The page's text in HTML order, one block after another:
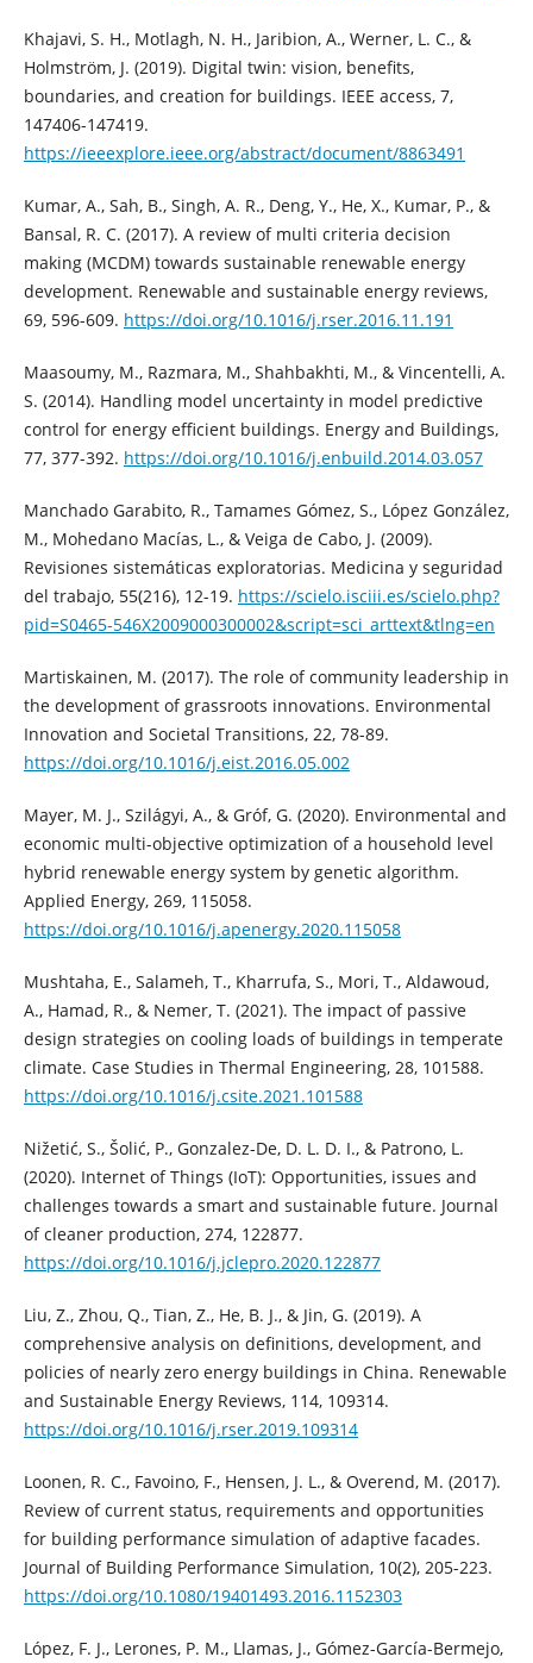
Khajavi, S. H., Motlagh, N. H., Jaribion, A., Werner, L. C., &
Holmström, J. (2019). Digital twin: vision, benefits,
boundaries, and creation for buildings. IEEE access, 7,
147406-147419.
https://ieeexplore.ieee.org/abstract/document/8863491
Kumar, A., Sah, B., Singh, A. R., Deng, Y., He, X., Kumar, P., &
Bansal, R. C. (2017). A review of multi criteria decision
making (MCDM) towards sustainable renewable energy
development. Renewable and sustainable energy reviews,
69, 596-609. https://doi.org/10.1016/j.rser.2016.11.191
Maasoumy, M., Razmara, M., Shahbakhti, M., & Vincentelli, A.
S. (2014). Handling model uncertainty in model predictive
control for energy efficient buildings. Energy and Buildings,
77, 377-392. https://doi.org/10.1016/j.enbuild.2014.03.057
Manchado Garabito, R., Tamames Gómez, S., López González,
M., Mohedano Macías, L., & Veiga de Cabo, J. (2009).
Revisiones sistemáticas exploratorias. Medicina y seguridad
del trabajo, 55(216), 12-19. https://scielo.isciii.es/scielo.php?
pid=S0465-546X2009000300002&script=sci_arttext&tlng=en
Martiskainen, M. (2017). The role of community leadership in
the development of grassroots innovations. Environmental
Innovation and Societal Transitions, 22, 78-89.
https://doi.org/10.1016/j.eist.2016.05.002
Mayer, M. J., Szilágyi, A., & Gróf, G. (2020). Environmental and
economic multi-objective optimization of a household level
hybrid renewable energy system by genetic algorithm.
Applied Energy, 269, 115058.
https://doi.org/10.1016/j.apenergy.2020.115058
Mushtaha, E., Salameh, T., Kharrufa, S., Mori, T., Aldawoud,
A., Hamad, R., & Nemer, T. (2021). The impact of passive
design strategies on cooling loads of buildings in temperate
climate. Case Studies in Thermal Engineering, 28, 101588.
https://doi.org/10.1016/j.csite.2021.101588
Nižetić, S., Šolić, P., Gonzalez-De, D. L. D. I., & Patrono, L.
(2020). Internet of Things (IoT): Opportunities, issues and
challenges towards a smart and sustainable future. Journal
of cleaner production, 274, 122877.
https://doi.org/10.1016/j.jclepro.2020.122877
Liu, Z., Zhou, Q., Tian, Z., He, B. J., & Jin, G. (2019). A
comprehensive analysis on definitions, development, and
policies of nearly zero energy buildings in China. Renewable
and Sustainable Energy Reviews, 114, 109314.
https://doi.org/10.1016/j.rser.2019.109314
Loonen, R. C., Favoino, F., Hensen, J. L., & Overend, M. (2017).
Review of current status, requirements and opportunities
for building performance simulation of adaptive facades.
Journal of Building Performance Simulation, 10(2), 205-223.
https://doi.org/10.1080/19401493.2016.1152303
López, F. J., Lerones, P. M., Llamas, J., Gómez-García-Bermejo,